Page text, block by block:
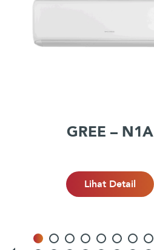
GREE – N1A
Lihat Detail